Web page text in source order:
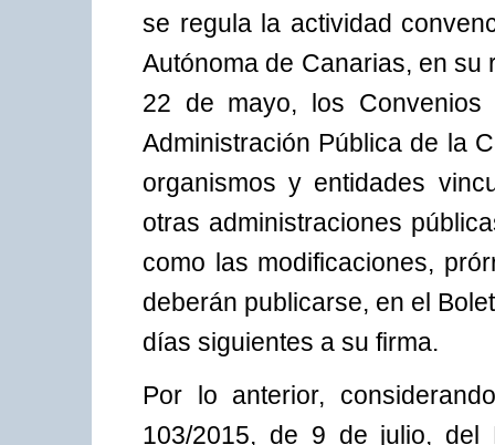
se regula la actividad
Autónoma de Canarias, en
22 de mayo, los
Administración Pública de la
organismos y entidades
otras administraciones
como las modificaciones,
deberán publicarse, en el
días siguientes a su firma.
Por lo anterior,
103/2015, de 9 de julio, del